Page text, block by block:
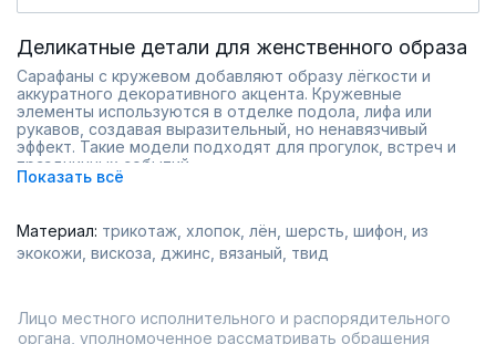
Деликатные детали для женственного образа
Сарафаны с кружевом добавляют образу лёгкости и
аккуратного декоративного акцента. Кружевные
элементы используются в отделке подола, лифа или
рукавов, создавая выразительный, но ненавязчивый
эффект. Такие модели подходят для прогулок, встреч и
праздничных событий.
В ассортименте представлены лаконичные фасоны и
гардероба или особого случая.
аккуратные кружевные детали;
модели для разных ситуаций.
Показать всё
Материал: трикотаж хлопок лён шерсть шифон из
экокожи вискоза джинс вязаный твид
Лицо местного исполнительного и распорядительного
органа, уполномоченное рассматривать обращения